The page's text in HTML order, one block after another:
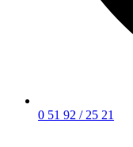
0 51 92 / 25 21